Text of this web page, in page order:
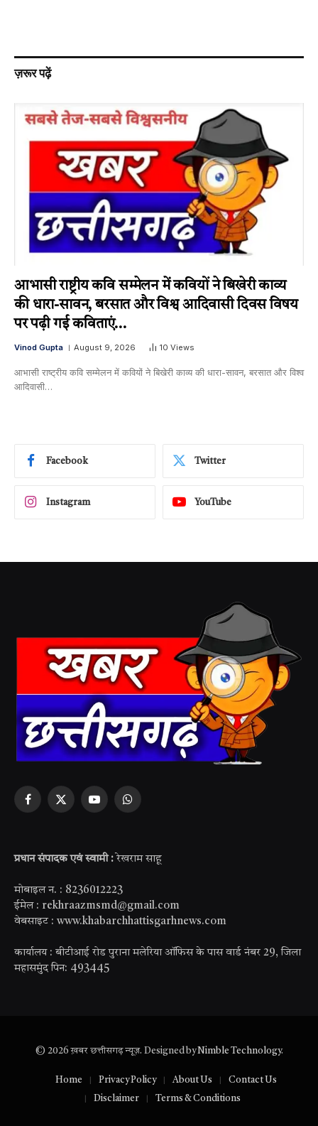
ज़रूर पढ़ें
आभासी राष्ट्रीय कवि सम्मेलन में कवियों ने बिखेरी काव्य
की धारा-सावन, बरसात और विश्व आदिवासी दिवस विषय
पर पढ़ी गई कविताएं…
Vinod Gupta August 9, 2026 10 Views
आभासी राष्ट्रीय कवि सम्मेलन में कवियों ने बिखेरी काव्य की धारा-सावन, बरसात और विश्व
आदिवासी…
Facebook Twitter
Instagram YouTube
Facebook
X
YouTubeWhatsApp
प्रधान संपादक एवं स्वामी : रेखराम साहू
मोबाइल न. : 8236012223
ईमेल : rekhraazmsmd@gmail.com
वेबसाइट : www.khabarchhattisgarhnews.com
कार्यालय : बीटीआई रोड पुराना मलेरिया ऑफिस के पास वार्ड नंबर 29, जिला
महासमुंद पिन: 493445
© 2026 ख़बर छत्तीसगढ़ न्यूज़. Designed byNimble Technology.
Home Privacy Policy About Us
Contact Us
Disclaimer
Terms & Conditions